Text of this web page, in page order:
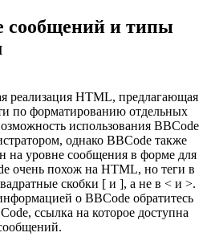
сообщений и типы
реализация HTML, предлагающая
по форматированию отдельных
использования BBCode
однако BBCode также
на уровне сообщения в форме для
очень похож на HTML, но теги в
скобки [ и ], а не в < и >.
о BBCode обратитесь
ссылка на которое доступна